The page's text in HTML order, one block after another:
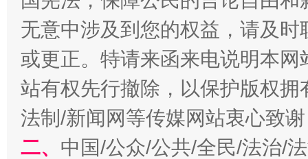
受贿1.44亿！段成刚被判无期 从幼
无意中涉及到您的权益，请及
或更正。特请来函来电说明本
站有权先行撤除，以保护版权
法制/新闻网等传媒网站衷心致
二、 中国/公众/公共/全民/法治/